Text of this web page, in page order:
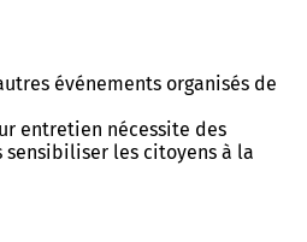
événements organisés de
entretien nécessite des
sensibiliser les citoyens à la